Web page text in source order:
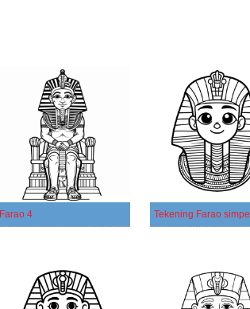
Farao 4 Tekening Farao simpel